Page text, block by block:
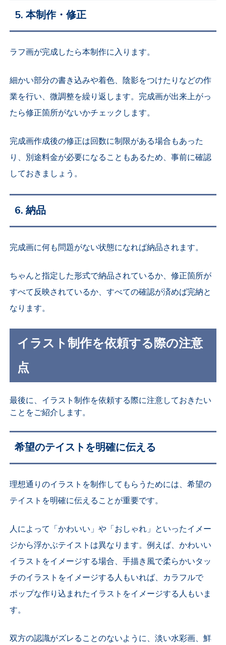
5. 本制作・修正
ラフ画が完成したら本制作に入ります。
細かい部分の書き込みや着色、陰影をつけたりなどの作
業を行い、微調整を繰り返します。完成画が出来上がっ
たら修正箇所がないかチェックします。
完成画作成後の修正は回数に制限がある場合もあった
り、別途料金が必要になることもあるため、事前に確認
しておきましょう。
6. 納品
完成画に何も問題がない状態になれば納品されます。
ちゃんと指定した形式で納品されているか、修正箇所が
すべて反映されているか、すべての確認が済めば完納と
なります。
イラスト制作を依頼する際の注意
点
最後に、イラスト制作を依頼する際に注意しておきたい
ことをご紹介します。
希望のテイストを明確に伝える
理想通りのイラストを制作してもらうためには、希望の
テイストを明確に伝えることが重要です。
人によって「かわいい」や「おしゃれ」といったイメー
ジから浮かぶテイストは異なります。例えば、かわいい
イラストをイメージする場合、手描き風で柔らかいタッ
チのイラストをイメージする人もいれば、カラフルで
ポップな作り込まれたイラストをイメージする人もいま
す。
双方の認識がズレることのないように、淡い水彩画、鮮